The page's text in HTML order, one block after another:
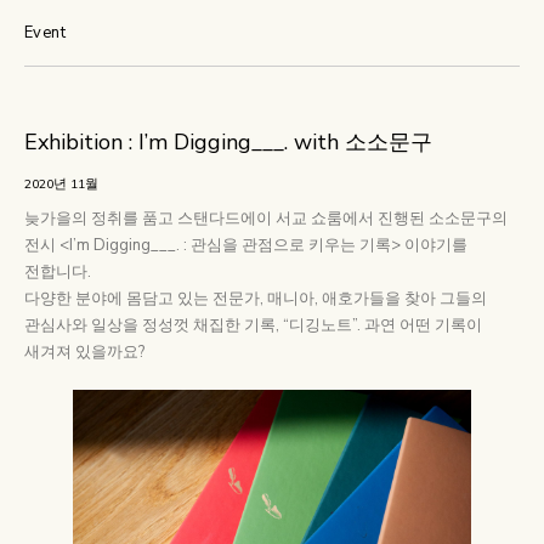
Exhibition : I’m Digging___. with 소소문구
2020년 11월
늦가을의 정취를 품고 스탠다드에이 서교 쇼룸에서 진행된 소소문구의
전시 <I’m Digging___. : 관심을 관점으로 키우는 기록> 이야기를
전합니다.
다양한 분야에 몸담고 있는 전문가, 매니아, 애호가들을 찾아 그들의
관심사와 일상을 정성껏 채집한 기록, “디깅노트”. 과연 어떤 기록이
새겨져 있을까요?
Event